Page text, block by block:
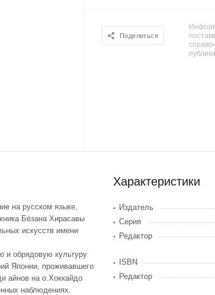
Поделиться
на русском языке,
Бёзана Хирасавы
искусств имени
и обрядовую культуру
Японии, проживавшего
айнов на о.Хоккайдо
наблюдениях.
Характеристики
Издатель
Серия
Редактор
ISBN
Редактор